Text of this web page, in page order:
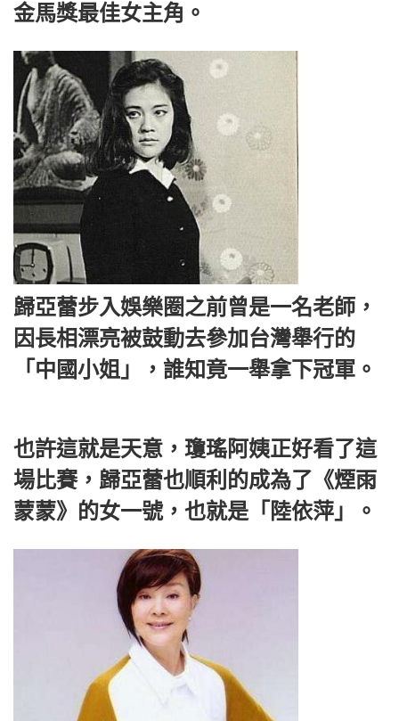
金馬獎最佳女主角。
歸亞蕾步入娛樂圈之前曾是一名老師，
因長相漂亮被鼓動去參加台灣舉行的
「中國小姐」，誰知竟一舉拿下冠軍。
也許這就是天意，瓊瑤阿姨正好看了這
場比賽，歸亞蕾也順利的成為了《煙雨
蒙蒙》的女一號，也就是「陸依萍」。